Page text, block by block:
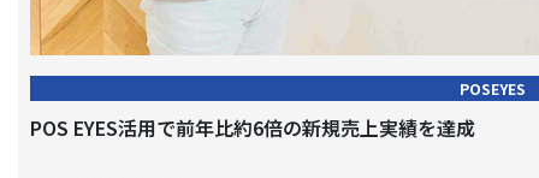
POSEYES
POS EYES活用で前年比約6倍の新規売上実績を達成